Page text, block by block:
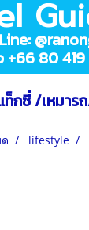
+66 80
ท็กซี่ /เหมาร
lifestyle